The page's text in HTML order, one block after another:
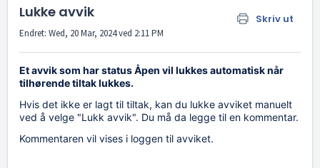
Lukke avvik Skriv ut
Endret: Wed, 20 Mar, 2024 ved 2:11 PM
Et avvik som har status Åpen vil lukkes automatisk når
tilhørende tiltak lukkes.
Hvis det ikke er lagt til tiltak, kan du lukke avviket manuelt
ved å velge "Lukk avvik". Du må da legge til en kommentar.
Kommentaren vil vises i loggen til avviket.